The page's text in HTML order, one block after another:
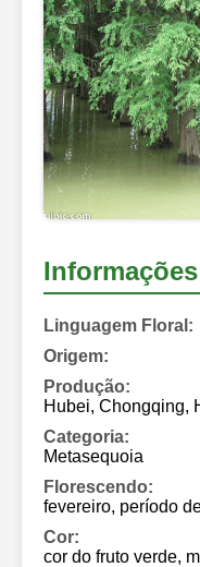
Linguagem Floral:
Origem:
Produção:
Hubei, Chongqing,
Categoria:
Metasequoia
Florescendo:
fevereiro, período
Cor:
cor do fruto verde,